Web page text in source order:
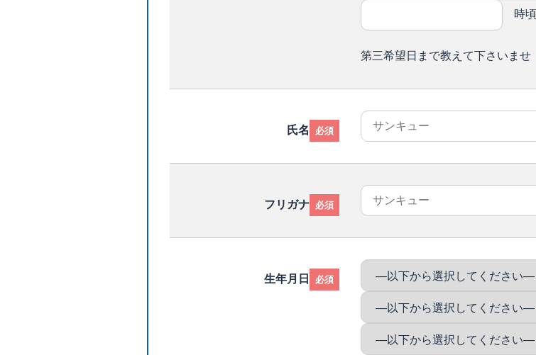
時頃
第三希望日まで教えて下さいませ
氏名 必須
フリガナ 必須
生年月日 必須